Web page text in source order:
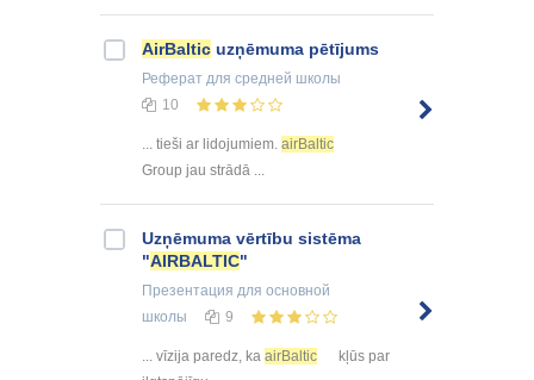
AirBaltic uzņēmuma pētījums
Реферат для средней школы
10
... tieši ar lidojumiem. airBaltic
Group jau strādā ...
Uzņēmuma vērtību sistēma
"AIRBALTIC"
Презентация для основной
школы
9
... vīzija paredz, ka airBaltic
kļūs par